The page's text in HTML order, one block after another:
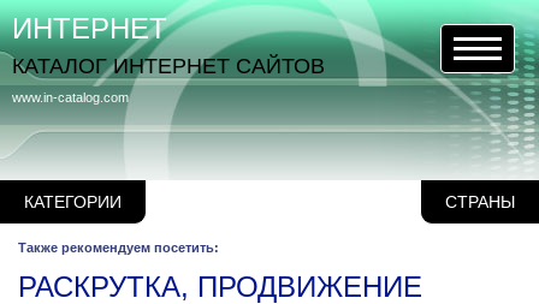
КАТЕГОРИИ СТРАНЫ
www.in-catalog.com
ИНТЕРНЕТ
КАТАЛОГ ИНТЕРНЕТ САЙТОВ
Также рекомендуем посетить:
РАСКРУТКА, ПРОДВИЖЕНИЕ